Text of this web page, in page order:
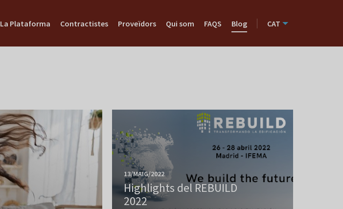
La Plataforma Contractistes Proveïdors Qui som FAQS Blog CAT
13/MAIG/2022
Highlights del REBUILD
2022